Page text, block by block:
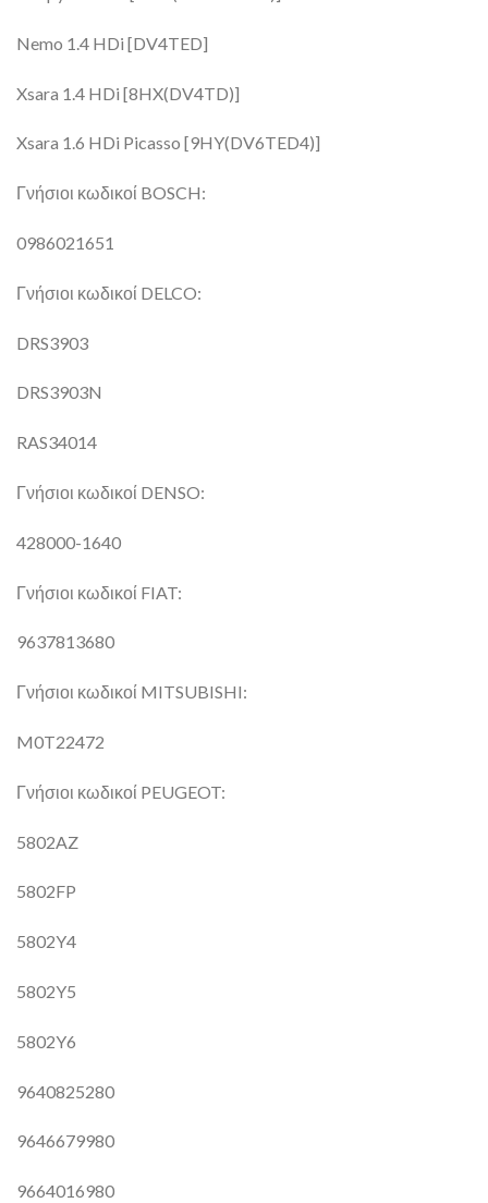
Nemo 1.4 HDi [DV4TED]
Xsara 1.4 HDi [8HX(DV4TD)]
Xsara 1.6 HDi Picasso [9HY(DV6TED4)]
Γνήσιοι κωδικοί BOSCH:
0986021651
Γνήσιοι κωδικοί DELCO:
DRS3903
DRS3903N
RAS34014
Γνήσιοι κωδικοί DENSO:
428000-1640
Γνήσιοι κωδικοί FIAT:
9637813680
Γνήσιοι κωδικοί MITSUBISHI:
M0T22472
Γνήσιοι κωδικοί PEUGEOT:
5802AZ
5802FP
5802Y4
5802Y5
5802Y6
9640825280
9646679980
9664016980